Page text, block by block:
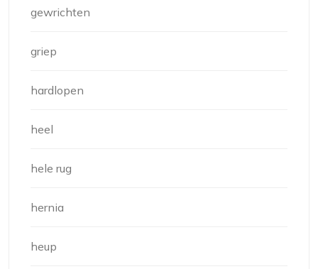
gewrichten
griep
hardlopen
heel
hele rug
hernia
heup